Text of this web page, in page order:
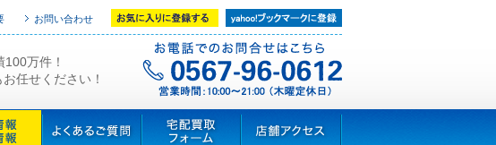
お問い合わせ
万件！
任せください！